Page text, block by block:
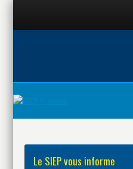
Le SIEP vous informe